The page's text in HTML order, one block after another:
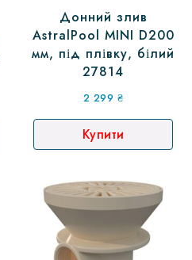
Донний злив
AstralPool MINI D200
мм, під плівку, білий
27814
2 299 ₴
Купити